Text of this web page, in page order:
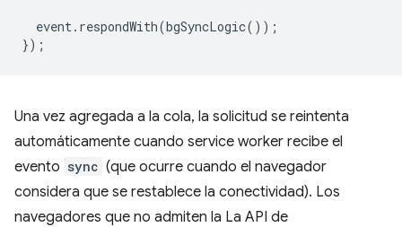
event. respondWith(bgSyncLogic());
});
Una vez agregada a la cola, la solicitud se reintenta
automáticamente cuando service worker recibe el
evento sync (que ocurre cuando el navegador
considera que se restablece la conectividad). Los
navegadores que no admiten la La API de